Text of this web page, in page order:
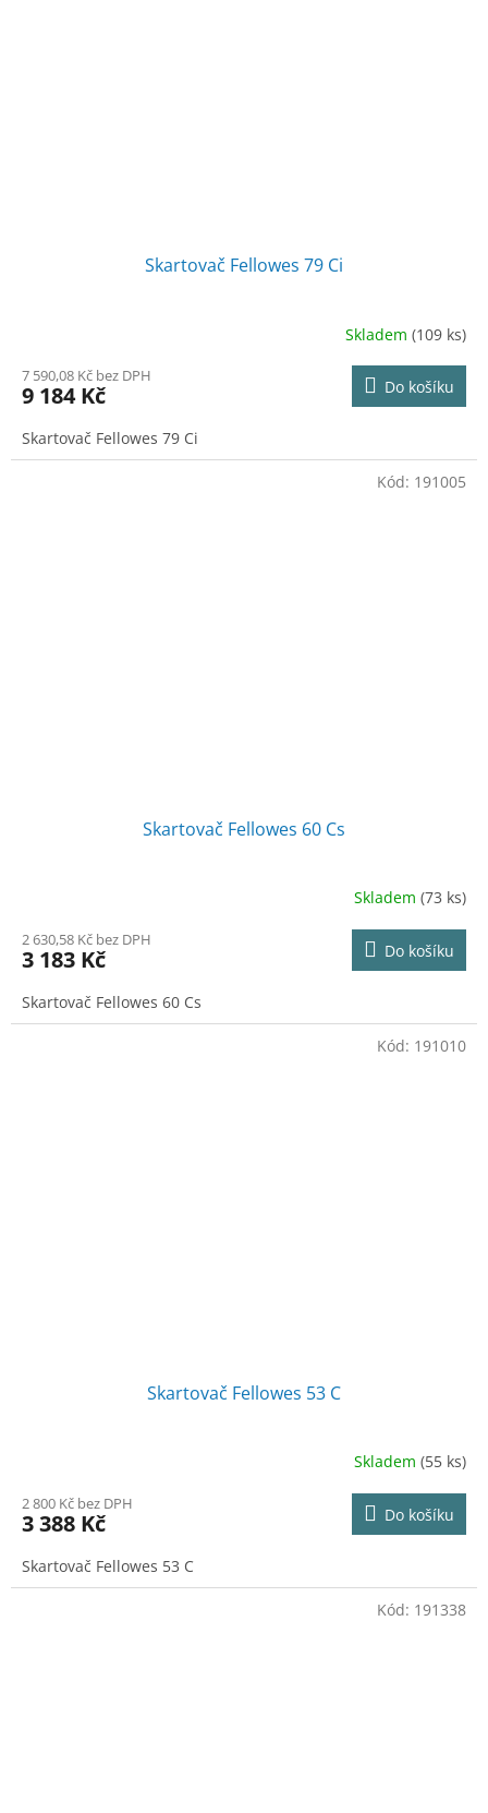
Skartovač Fellowes 79 Ci
Skladem (109 ks)
7 590,08 Kč bez DPH
9 184 Kč Do košíku
Skartovač Fellowes 79 Ci
Skartovač Fellowes 60 Cs
Skladem (73 ks)
2 630,58 Kč bez DPH
3 183 Kč Do košíku
Skartovač Fellowes 60 Cs
Kód: 191005
Skartovač Fellowes 53 C
Skladem (55 ks)
2 800 Kč bez DPH
3 388 Kč Do košíku
Skartovač Fellowes 53 C
Kód: 191010
Kód: 191338